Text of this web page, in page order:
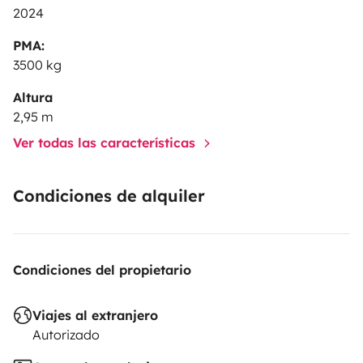
2024
PMA:
3500 kg
Altura
2,95 m
Ver todas las características
Condiciones de alquiler
Condiciones del propietario
Viajes al extranjero
Autorizado